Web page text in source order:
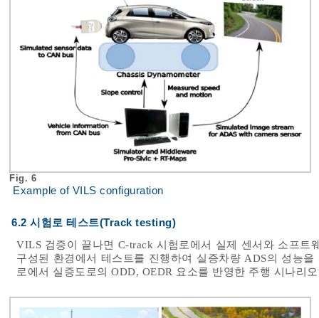
Fig. 6
Example of VILS configuration
6.2 시험로 테스트(Track testing)
VILS 검증이 끝나면 C-track 시험로에서 실제 센서와 소프
구성된 환경에서 테스트를 진행하여 실증차량 ADS의 성능
로에서 실증도로의 ODD, OEDR 요소를 반영한 주행 시나리